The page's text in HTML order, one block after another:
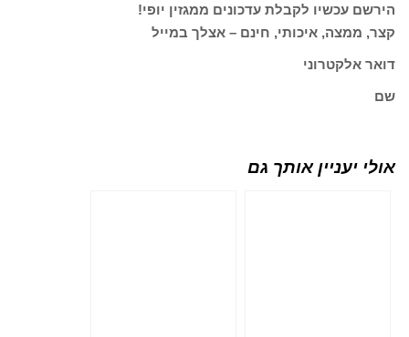
הירשם עכשיו לקבלת עדכונים ממגזין יופי!
קצר, ממצה, איכותי, חינם – אצלך במייל
דואר אלקטרוני
שם
אולי יעניין אותך גם